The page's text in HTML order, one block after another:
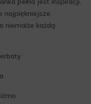
najpiękniejsze
niemalże każdą